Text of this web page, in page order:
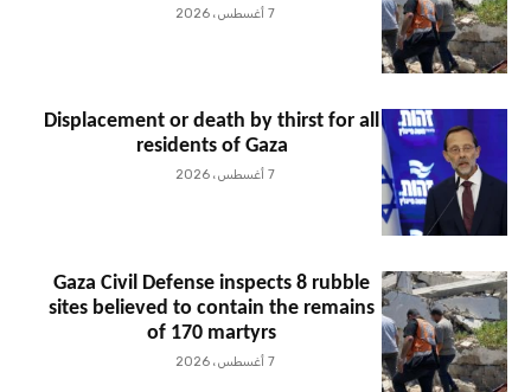
7 أغسطس، 2026
Displacement or death by thirst for all
residents of Gaza
7 أغسطس، 2026
Gaza Civil Defense inspects 8 rubble
sites believed to contain the remains
of 170 martyrs
7 أغسطس، 2026